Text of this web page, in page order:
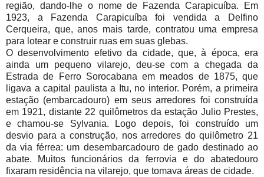
região, dando-lhe o nome de Fazenda Carapicuíba. Em
1923, a Fazenda Carapicuíba foi vendida a Delfino
Cerqueira, que, anos mais tarde, contratou uma empresa
para lotear e construir ruas em suas glebas.
O desenvolvimento efetivo da cidade, que, à época, era
ainda um pequeno vilarejo, deu-se com a chegada da
Estrada de Ferro Sorocabana em meados de 1875, que
ligava a capital paulista a Itu, no interior. Porém, a primeira
estação (embarcadouro) em seus arredores foi construída
em 1921, distante 22 quilômetros da estação Julio Prestes,
e chamou-se Sylvania. Logo depois, foi construído um
desvio para a construção, nos arredores do quilômetro 21
da via férrea: um desembarcadouro de gado destinado ao
abate. Muitos funcionários da ferrovia e do abatedouro
fixaram residência na vilarejo, que tomava áreas de cidade.